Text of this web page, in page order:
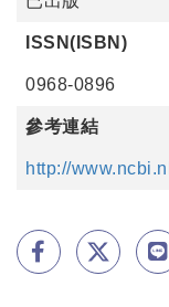
ISSN(ISBN)
0968-0896
參考連結
http://